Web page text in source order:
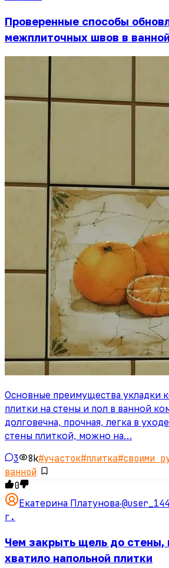
Проверенные способы
межплиточных швов в
Основные преимущества укладки
плитки на стены и пол в ванной
долговечна, прочная, легка в
стены плиткой, можно на…
3 8k#участок#плитка#своими
ванной
0
Екатерина Платунова·
г.
Чем закрыть щель до стены,
хватило напольной плитки